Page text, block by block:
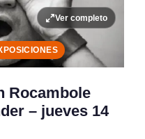
Ver completo
Rocambole
– jueves 14